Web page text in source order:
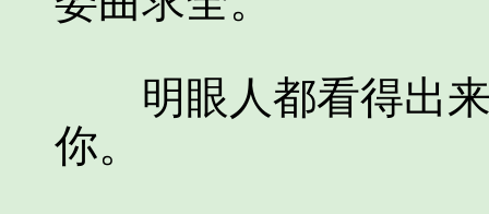
明眼人都看得出来
你。